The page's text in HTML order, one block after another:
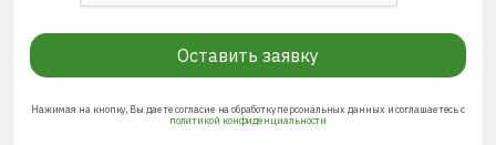
Оставить заявку
Нажимая на кнопку, Вы даете согласие на обработку персональных данных и соглашаетесь с
политикой конфиденциальности